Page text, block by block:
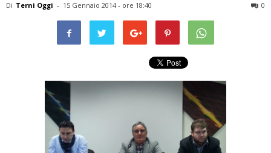
Di Terni Oggi - 15 Gennaio 2014 - ore 18:40 0